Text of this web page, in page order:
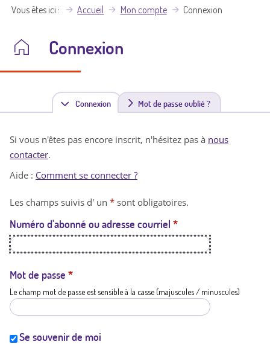
Vous êtes ici Accueil Mon compte Connexion
Connexion
Connexion(
n
t
a
t
i
Mot de passe oublié ?
Si vous n'êtes pas encore inscrit, n'hésitez pas à nous
contacter.
Aide : Comment se connecter ?
Les champs suivis d' un * sont obligatoires.
Numéro d'abonné ou adresse courriel *
Mot de passe *
Le champ mot de passe est sensible à la casse (majuscules / minuscules)
Se souvenir de moi